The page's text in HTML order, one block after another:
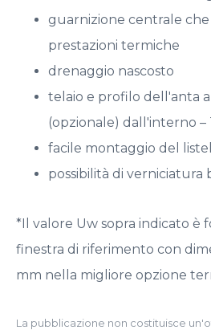
guarnizione centrale
prestazioni termiche
drenaggio nascosto
telaio e profilo dell'anta
(opzionale) dall'interno –
facile montaggio del
possibilità di verniciatura
*Il valore Uw sopra indicato è
finestra di riferimento con
mm nella migliore opzione
La pubblicazione non costituisce